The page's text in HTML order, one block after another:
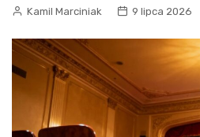
Kamil Marciniak 9 lipca 2026